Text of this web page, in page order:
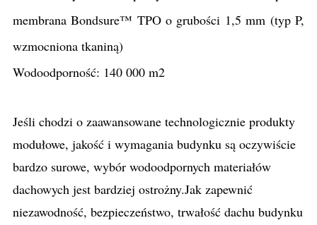
membrana Bondsure™ TPO o grubości 1,5 mm (typ P,
wzmocniona tkaniną)
Wodoodporność: 140 000 m2
Jeśli chodzi o zaawansowane technologicznie produkty
modułowe, jakość i wymagania budynku są oczywiście
bardzo surowe, wybór wodoodpornych materiałów
dachowych jest bardziej ostrożny.Jak zapewnić
niezawodność, bezpieczeństwo, trwałość dachu budynku